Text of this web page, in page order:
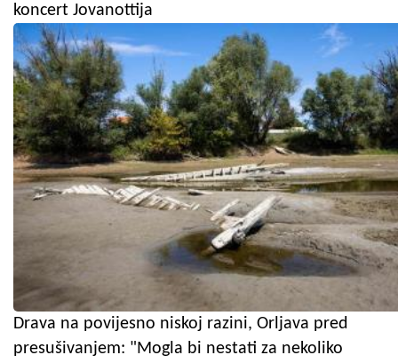
koncert Jovanottija
Drava na povijesno niskoj razini, Orljava pred
presušivanjem: "Mogla bi nestati za nekoliko